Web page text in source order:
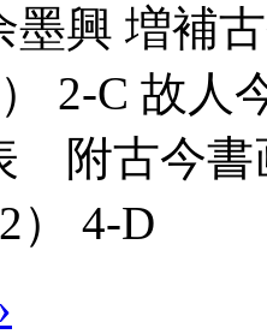
興 増補
2-C 故人
附古今書
） 4-D